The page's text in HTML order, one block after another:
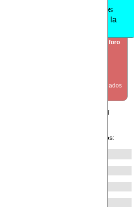
y no en personal. Vivimos
de trabajo. Se pierde la
crear nuevo foro
FORO, puedes leer los foros aquí
publicados por nuestros usuarios: